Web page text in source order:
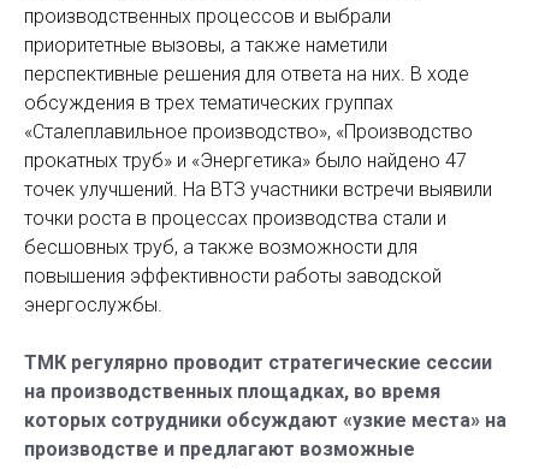
производственных процессов и выбрали
приоритетные вызовы, а также наметили
перспективные решения для ответа на них. В ходе
обсуждения в трех тематических группах
«Сталеплавильное производство», «Производство
прокатных труб» и «Энергетика» было найдено 47
точек улучшений. На ВТЗ участники встречи выявили
точки роста в процессах производства стали и
бесшовных труб, а также возможности для
повышения эффективности работы заводской
энергослужбы.
ТМК регулярно проводит стратегические сессии
на производственных площадках, во время
которых сотрудники обсуждают «узкие места» на
производстве и предлагают возможные